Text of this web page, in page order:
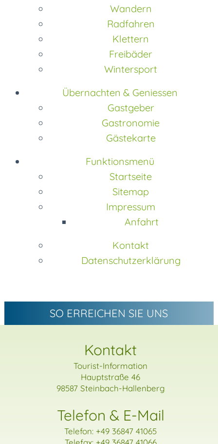
Wandern
Radfahren
Klettern
Freibäder
Wintersport
Übernachten & Geniessen
Gastgeber
Gastronomie
Gästekarte
Funktionsmenü
Startseite
Sitemap
Impressum
Anfahrt
Kontakt
Datenschutzerklärung
SO ERREICHEN SIE UNS
Kontakt
Tourist-Information
Hauptstraße 46
98587 Steinbach-Hallenberg
Telefon & E-Mail
Telefon: +49 36847 41065